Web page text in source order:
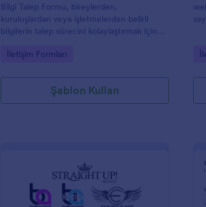
Bilgi Talep Formu, bireylerden,
kuruluşlardan veya işletmelerden belirli
bilgilerin talep sürecini kolaylaştırmak için
yerine getirilmesi için gereken ayrıntıların
Bu form şablonu çok yönlüdür ve çeşitli
amaç ve sektörlere uyacak şekilde
düzenlenebilir.Kullanıcı dostu, sürükle bırak
widgetları sayesinde kullanıcılar, kullanıcı
yanıtlarına uyum sağlayan dinamik formlar
oluşturabilir. Jotform’un Google Drive,
Salesforce ve Dropbox gibi popüler
Go to Category:
İletişim Formları
Şablon Kullan